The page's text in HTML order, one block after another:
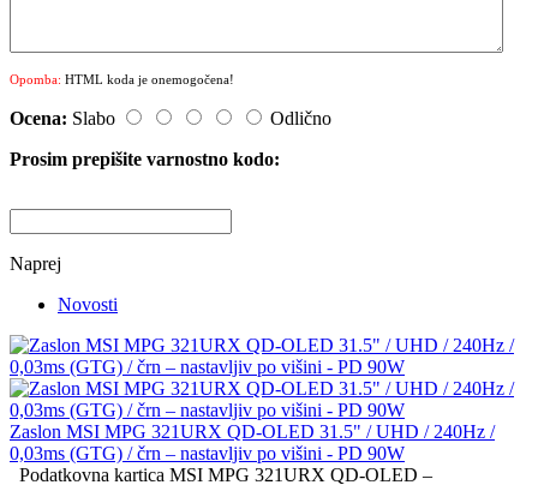
Opomba: HTML koda je onemogočena!
Ocena: Slabo
Odlično
Prosim prepišite varnostno kodo:
Naprej
Novosti
Zaslon MSI MPG 321URX QD-OLED 31.5" / UHD / 240Hz /
0,03ms (GTG) / črn – nastavljiv po višini - PD 90W
Podatkovna kartica MSI MPG 321URX QD-OLED –